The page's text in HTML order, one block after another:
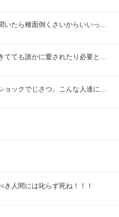
いたら種面倒くさいからいいっ…
てても誰かに愛されたり必要と…
ョックでじさつ。こんな人達に…
人間には叱らず死ね！！！